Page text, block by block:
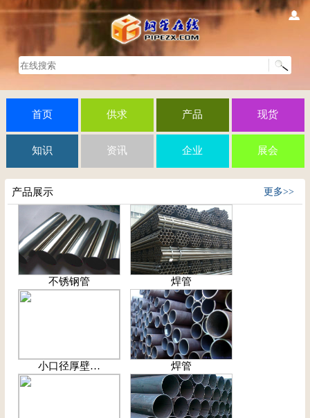
首页 供求 产品 现货
知识 资讯 企业 展会
产品展示 更多>>
不锈钢管 焊管
小口径厚壁… 焊管